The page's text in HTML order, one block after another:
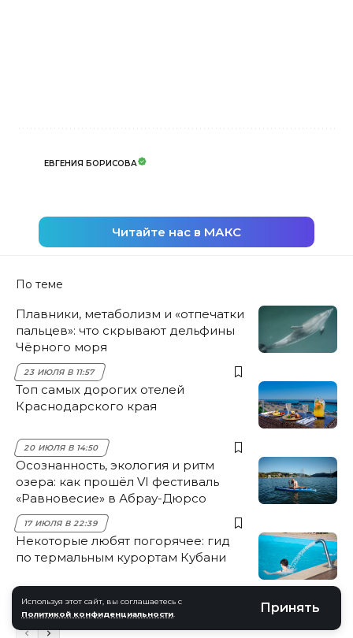
Используя этот сайт, вы соглашаетесь с
Политикой конфиденциальности
Принять
ЕВГЕНИЯ БОРИСОВА
Читайте нас в МАКС
По теме
Плавники, метаболизм и «отпечатки
пальцев»: что скрывают дельфины
Чёрного моря
23 ИЮЛЯ В 11:57
Топ самых дорогих отелей
Краснодарского края
20 ИЮЛЯ В 14:50
Осознанность, экология и ритм
озера: как прошёл VI фестиваль
«Равновесие» в Абрау-Дюрсо
17 ИЮЛЯ В 22:39
Некоторые любят погорячее: гид
по термальным курортам Кубани
15 ИЮЛЯ В 12:23